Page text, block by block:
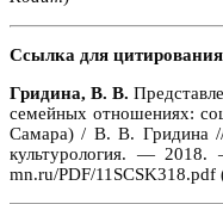
Ссылка для цитирования
Гридина, В. В.
семейных отношениях:
Самара) / В. В. Гридина
культурология. —
mn.ru/PDF/